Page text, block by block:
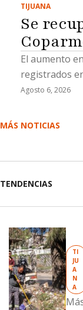
TIJUANA
Se
El aumento
registrados
Agosto 6, 2026
MÁS NOTICIAS
TENDENCIAS
TI
JU
A
N
A